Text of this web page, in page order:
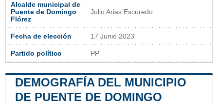
Alcalde municipal de
Puente de Domingo
Flórez
Julio Arias Escuredo
Fecha de elección 17 Junio 2023
Partido político PP
DEMOGRAFÍA DEL MUNICIPIO
DE PUENTE DE DOMINGO